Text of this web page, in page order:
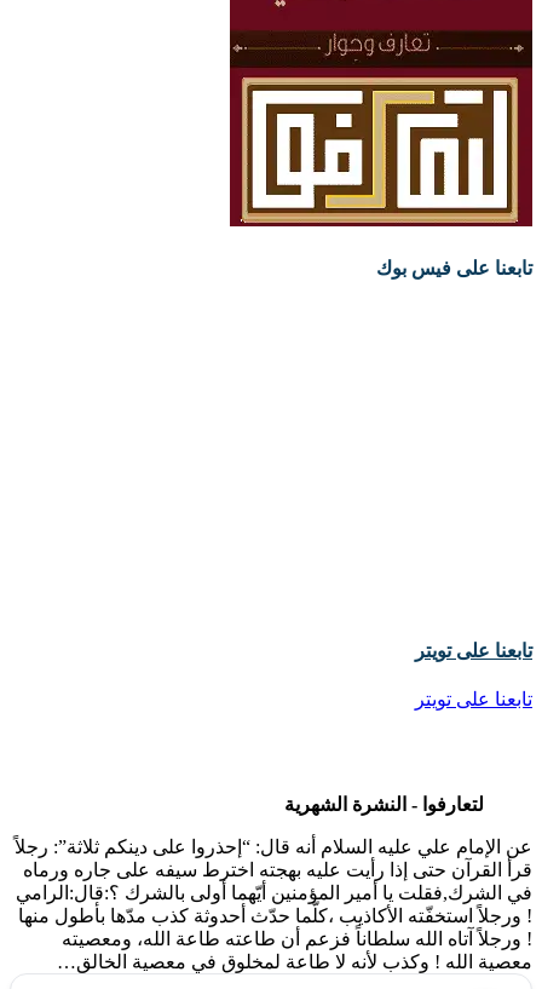
تابعنا على فيس بوك
تابعنا على تويتر
تابعنا على تويتر
لتعارفوا - النشرة الشهرية
عن الإمام علي عليه السلام أنه قال: “إحذروا على دينكم ثلاثة”: رجلاً
قرأ القرآن حتى إذا رأيت عليه بهجته اخترط سيفه على جاره ورماه
في الشرك,فقلت يا أمير المؤمنين أيّهما أولى بالشرك ؟:قال:الرامي
! ورجلاً استخفّته الأكاذيب ،كلّما حدّث أحدوثة كذب مدّها بأطول منها
! ورجلاً آتاه الله سلطاناً فزعم أن طاعته طاعة الله، ومعصيته
معصية الله ! وكذب لأنه لا طاعة لمخلوق في معصية الخالق…